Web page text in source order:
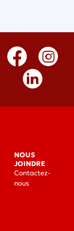
NOUS
JOINDRE
Contactez-
nous